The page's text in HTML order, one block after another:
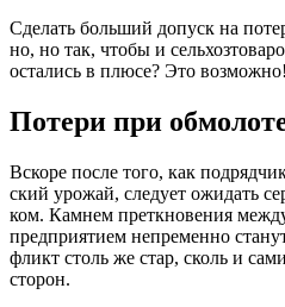
Сде­лать боль­ший допуск на
но, но так, что­бы и
оста­лись в плю­се? Это возможно!
Потери при
Вско­ре после того, как
ский уро­жай, сле­ду­ет ожи­дать
ком. Кам­нем пре­ткно­ве­ния
пред­при­я­ти­ем непре­мен­но
фликт столь же стар, сколь и
сторон.